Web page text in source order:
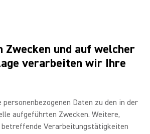
Zwecken und auf welcher
verarbeiten wir Ihre
Daten zu den in der
aufgeführten Zwecken. Weitere,
betreffende Verarbeitungstätigkeiten